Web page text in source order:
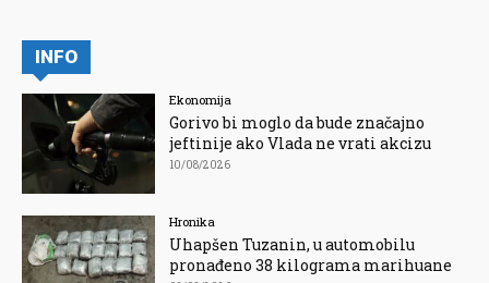
INFO
Ekonomija
Gorivo bi moglo da bude značajno
jeftinije ako Vlada ne vrati akcizu
10/08/2026
Hronika
Uhapšen Tuzanin, u automobilu
pronađeno 38 kilograma marihuane